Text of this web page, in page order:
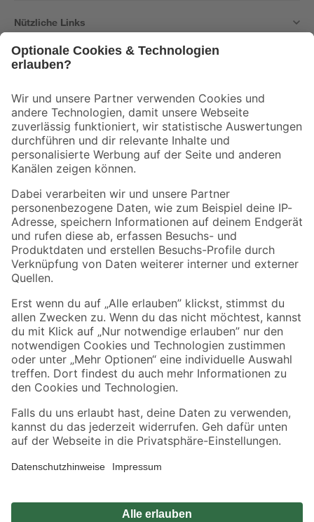
Nützliche Links
Der toom Newsletter: Keine Angebote und Aktionen mehr verpassen!
Zur Newsletter Anmeldung
Folge uns
Zahlungsarten Versandarten
Sicher einkaufen
Jetzt die toom-App herunterladen
Alle Preisangaben in EUR inkl. gesetzl. MwSt.. Die dargestellten Angebote sind unter
Umständen nicht in allen Märkten verfügbar. Die angegebenen Verfügbarkeiten beziehen
Produkte nur solange der Vorrat reicht.
*Paketversand ab 59 € versandkostenfrei, gilt nicht für Artikel mit Speditionsversand, hier
Privatsphäre Impressum